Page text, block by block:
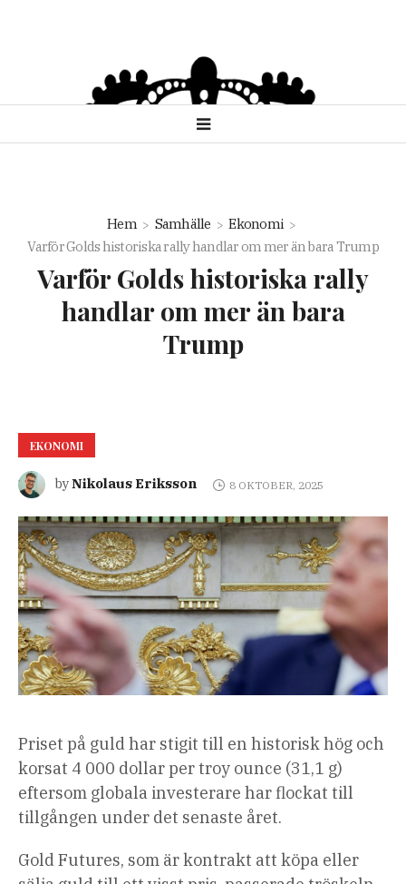
Hem Samhälle
Ekonomi
Varför Golds historiska rally handlar om mer än bara Trump
Varför Golds historiska rally
handlar om mer än bara
Trump
EKONOMI
byNikolaus Eriksson 8 OKTOBER, 2025
Priset på guld har stigit till en historisk hög och
korsat 4 000 dollar per troy ounce (31,1 g)
eftersom globala investerare har flockat till
tillgången under det senaste året.
Gold Futures, som är kontrakt att köpa eller